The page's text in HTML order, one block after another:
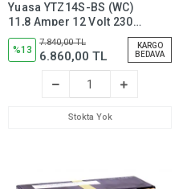
Yuasa YTZ14S-BS (WC)
11,8 Amper 12 Volt 230
CCA Motosiklet Aküsü
Bakım
Gerektirmez,YTZ14SBS
%13
7.840,00 TL
6.860,00 TL
KARGO
BEDAVA
Stokta Yok